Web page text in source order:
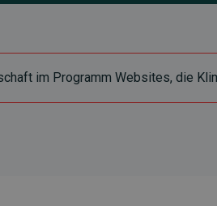
im Programm Websites, die